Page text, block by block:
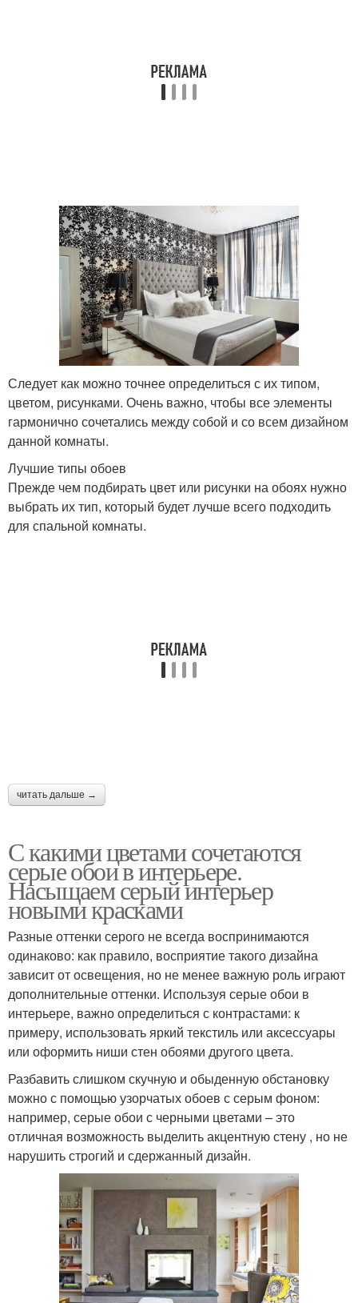
Следует как можно точнее определиться с их типом,
цветом, рисунками. Очень важно, чтобы все элементы
гармонично сочетались между собой и со всем дизайном
данной комнаты.
Лучшие типы обоев
Прежде чем подбирать цвет или рисунки на обоях нужно
выбрать их тип, который будет лучше всего подходить
для спальной комнаты.
читать дальше →
С какими цветами сочетаются
серые обои в интерьере.
Насыщаем серый интерьер
новыми красками
Разные оттенки серого не всегда воспринимаются
одинаково: как правило, восприятие такого дизайна
зависит от освещения, но не менее важную роль играют
дополнительные оттенки. Используя серые обои в
интерьере, важно определиться с контрастами: к
примеру, использовать яркий текстиль или аксессуары
или оформить ниши стен обоями другого цвета.
Разбавить слишком скучную и обыденную обстановку
можно с помощью узорчатых обоев с серым фоном:
например, серые обои с черными цветами – это
отличная возможность выделить акцентную стену , но не
нарушить строгий и сдержанный дизайн.